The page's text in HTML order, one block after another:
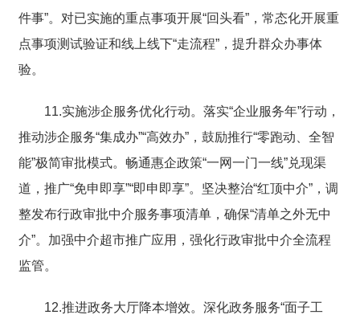
件事”。对已实施的重点事项开展“回头看”，常态化开展重
点事项测试验证和线上线下“走流程”，提升群众办事体
验。
11.实施涉企服务优化行动。落实“企业服务年”行动，
推动涉企服务“集成办”“高效办”，鼓励推行“零跑动、全智
能”极简审批模式。畅通惠企政策“一网一门一线”兑现渠
道，推广“免申即享”“即申即享”。坚决整治“红顶中介”，调
整发布行政审批中介服务事项清单，确保“清单之外无中
介”。加强中介超市推广应用，强化行政审批中介全流程
监管。
12.推进政务大厅降本增效。深化政务服务“面子工